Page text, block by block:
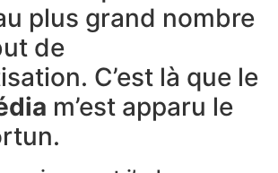
plus grand nombre
de
C’est là que le
m’est apparu le